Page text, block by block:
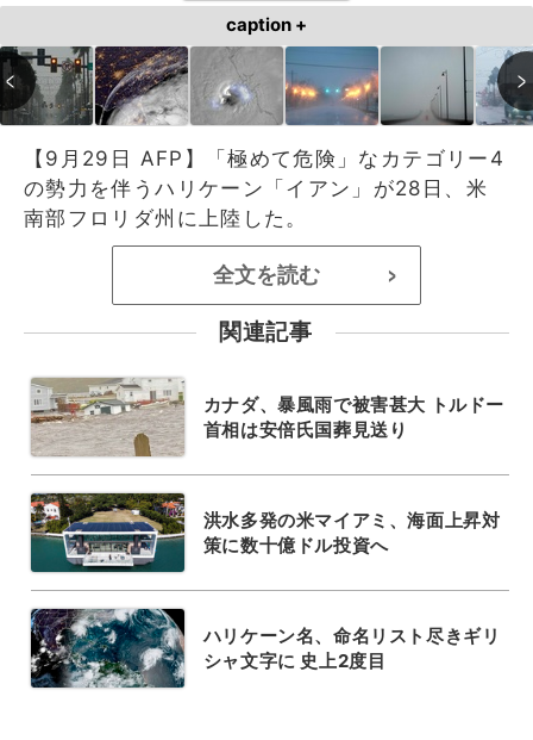
caption +
【9月29日 AFP】「極めて危険」なカテゴリー4
の勢力を伴うハリケーン「イアン」が28日、米
南部フロリダ州に上陸した。
全文を読む >
関連記事
カナダ、暴風雨で被害甚大 トルドー
首相は安倍氏国葬見送り
洪水多発の米マイアミ、海面上昇対
策に数十億ドル投資へ
ハリケーン名、命名リスト尽きギリ
シャ文字に 史上2度目